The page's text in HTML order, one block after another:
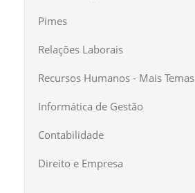
Pimes
Relações Laborais
Recursos Humanos - Mais Temas
Informática de Gestão
Contabilidade
Direito e Empresa